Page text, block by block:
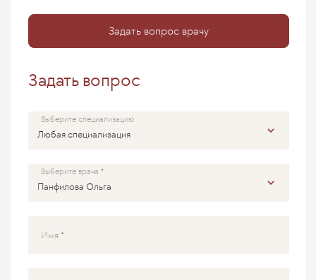
Задать вопрос врачу
Задать вопрос
Выберите специализацию
Выберите врача
Имя